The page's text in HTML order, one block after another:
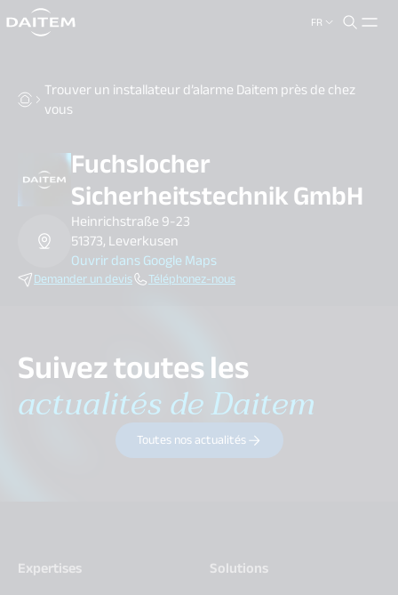
FR
search.label
Trouver un installateur d’alarme Daitem près de chez
vous
Fuchslocher
Sicherheitstechnik GmbH
Heinrichstraße 9-23
51373, Leverkusen
Ouvrir dans Google Maps
Demander un devis Téléphonez-nous
Suivez toutes les
actualités de Daitem
Toutes nos actualités
Expertises
Solutions